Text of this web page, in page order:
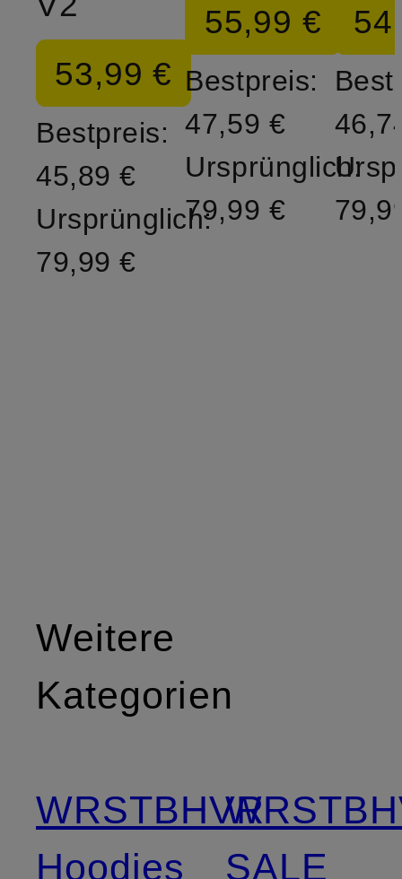
53,99 €
Bestpreis:
45,89 €
Ursprünglich:
79,99 €
55,99 €
Bestpreis:
47,59 €
Ursprünglich:
79,99 €
Weitere
Kategorien
WRSTBHVR
Hoodies
SALE